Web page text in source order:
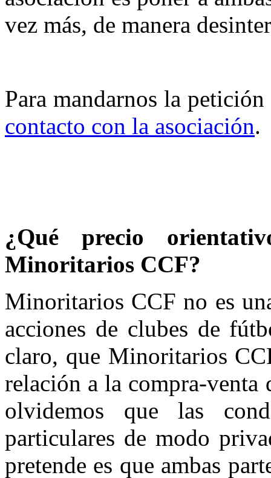
vez más, de manera
Para mandarnos la
contacto con la asociación.
¿Qué precio
Minoritarios CCF?
Minoritarios CCF no es
acciones de clubes de
claro, que Minoritarios
relación a la compra-venta
olvidemos que las
particulares de modo
pretende es que ambas